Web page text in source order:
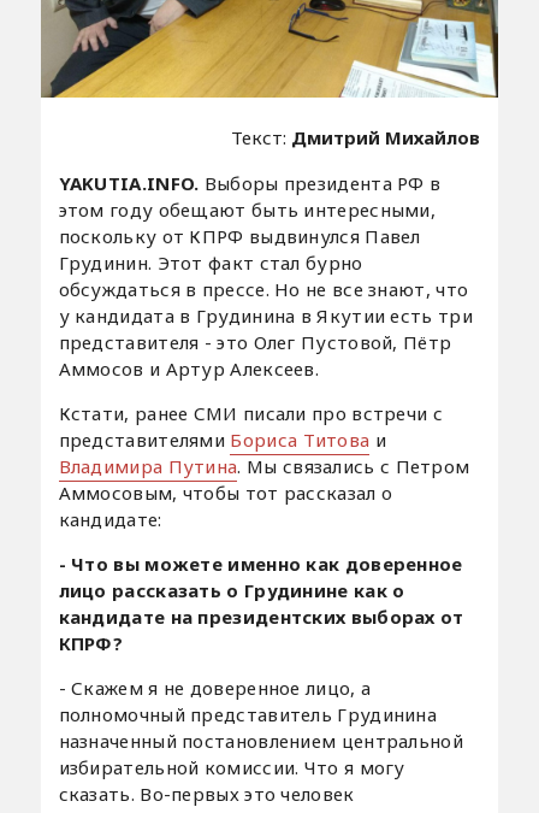
Текст: Дмитрий Михайлов
YAKUTIA.INFO. Выборы президента РФ в
этом году обещают быть интересными,
поскольку от КПРФ выдвинулся Павел
Грудинин. Этот факт стал бурно
обсуждаться в прессе. Но не все знают, что
у кандидата в Грудинина в Якутии есть три
представителя - это Олег Пустовой, Пётр
Аммосов и Артур Алексеев.
Кстати, ранее СМИ писали про встречи с
представителями Бориса Титова и
Владимира Путина. Мы связались с Петром
Аммосовым, чтобы тот рассказал о
кандидате:
- Что вы можете именно как доверенное
лицо рассказать о Грудинине как о
кандидате на президентских выборах от
КПРФ?
- Скажем я не доверенное лицо, а
полномочный представитель Грудинина
назначенный постановлением центральной
избирательной комиссии. Что я могу
сказать. Во-первых это человек